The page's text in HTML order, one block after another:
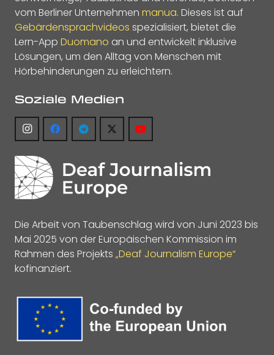
vom Berliner Unternehmen manua. Dieses ist auf
Gebärdensprachvideos spezialisiert, bietet die
Lern-App Duomano an und entwickelt inklusive
Lösungen, um den Alltag von Menschen mit
Hörbehinderungen zu erleichtern.
Soziale Medien
Die Arbeit von Taubenschlag wird von Juni 2023 bis
Mai 2025 von der Europäischen Kommission im
Rahmen des Projekts „Deaf Journalism Europe“
kofinanziert.